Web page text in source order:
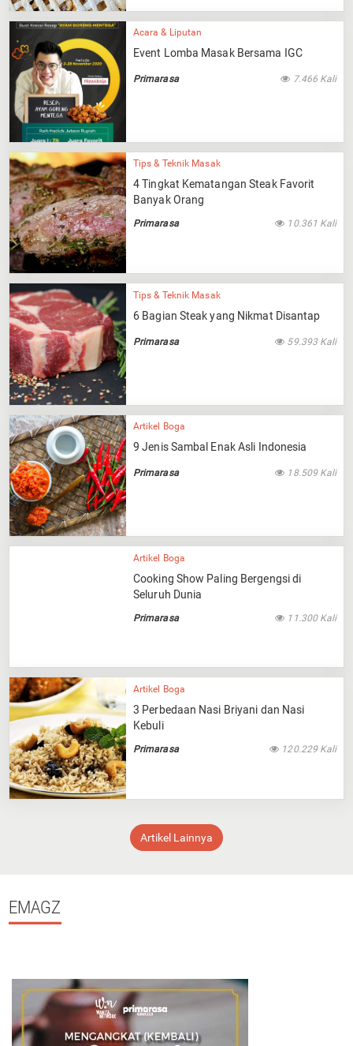
Acara & Liputan
Event Lomba Masak Bersama IGC
Primarasa 7.466 Kali
Tips & Teknik Masak
4 Tingkat Kematangan Steak Favorit
Banyak Orang
Primarasa 10.361 Kali
Tips & Teknik Masak
6 Bagian Steak yang Nikmat Disantap
Primarasa 59.393 Kali
Artikel Boga
9 Jenis Sambal Enak Asli Indonesia
Primarasa 18.509 Kali
Artikel Boga
Cooking Show Paling Bergengsi di
Seluruh Dunia
Primarasa 11.300 Kali
Artikel Boga
3 Perbedaan Nasi Briyani dan Nasi
Kebuli
Primarasa 120.229 Kali
Artikel Lainnya
EMAGZ